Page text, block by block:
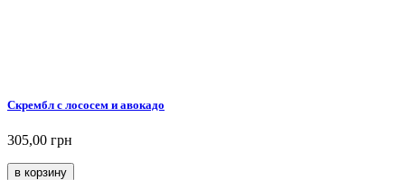
Скрембл с лососем и авокадо
305,00 грн